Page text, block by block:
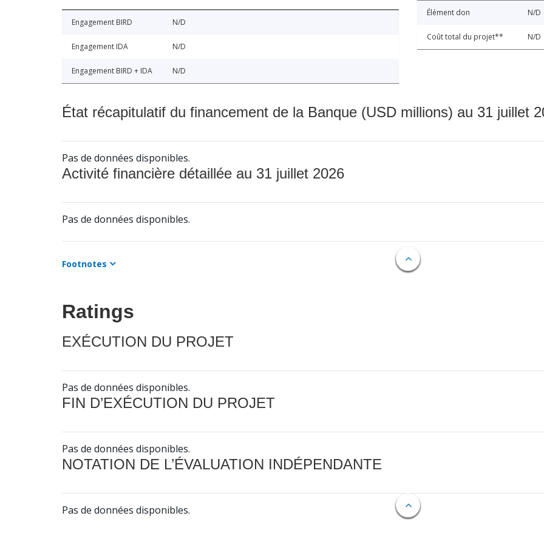
Engagement BIRD N/D
Engagement IDA N/D
Engagement BIRD + IDA N/D
Élément don N/D
Coût total du projet** N/D
État récapitulatif du financement de la Banque (USD millions) au 31 juillet
Pas de données disponibles.
Activité financière détaillée au 31 juillet 2026
Pas de données disponibles.
Footnotes
Ratings
EXÉCUTION DU PROJET
Pas de données disponibles.
FIN D’EXÉCUTION DU PROJET
Pas de données disponibles.
NOTATION DE L’ÉVALUATION INDÉPENDANTE
Pas de données disponibles.